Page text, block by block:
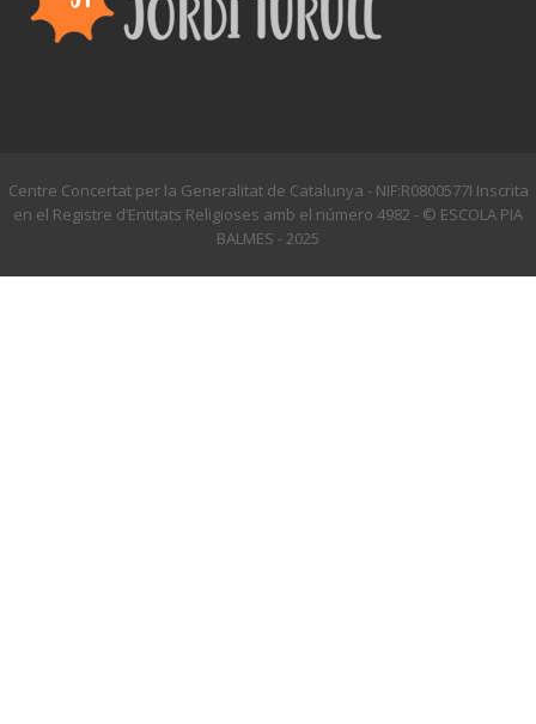
Centre Concertat per la Generalitat de Catalunya - NIF:R0800577I Inscrita
en el Registre d’Entitats Religioses amb el número 4982 - © ESCOLA PIA
BALMES - 2025